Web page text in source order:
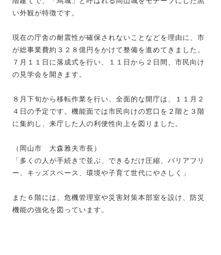
い外観が特徴です。
現在の庁舎の耐震性が確保されないことなどを理由に、市
が総事業費約３２８億円をかけて整備を進めてきました。
７月１１日に落成式を行い、１１日から２日間、市民向け
の見学会を開きます。
８月下旬から移転作業を行い、全面的な開庁は、１１月２
４日の予定です。機能面では市民向けの窓口を２階と３階
に集約し、来庁した人の利便性向上を図りました。
（岡山市 大森雅夫市長）
「多くの人が手続きで並ぶ、できるだけ圧縮、バリアフリ
ー、キッズスペース、環境や子育て世代にやさしく」
また６階には、危機管理室や災害対策本部室を設け、防災
機能の強化を図っています。